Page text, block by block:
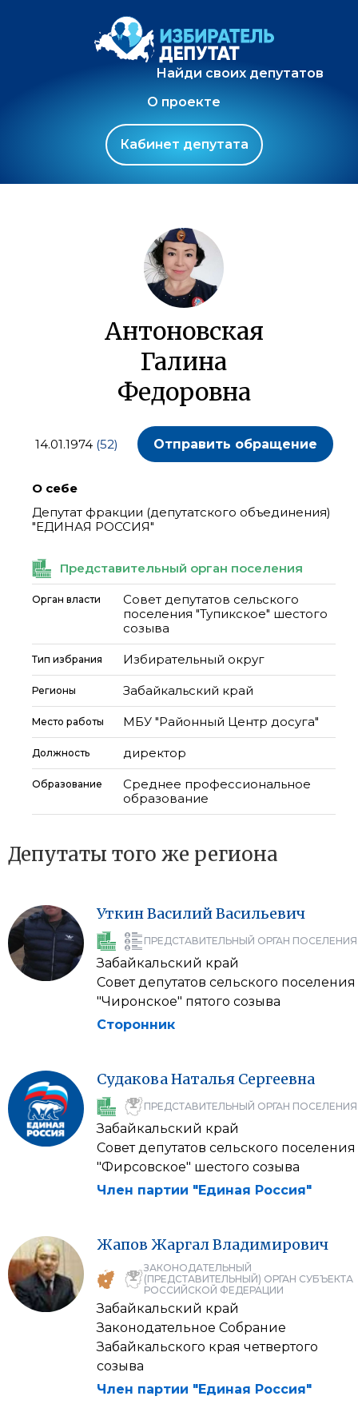
Найди своих депутатов
О проекте
Кабинет депутата
Антоновская
Галина
Федоровна
14.01.1974 (52) Отправить обращение
О себе
Депутат фракции (депутатского объединения)
"ЕДИНАЯ РОССИЯ"
Представительный орган поселения
Орган власти
Совет депутатов сельского
поселения "Тупикское" шестого
созыва
Тип избрания Избирательный округ
Регионы Забайкальский край
Место работы МБУ "Районный Центр досуга"
Должность директор
Образование
Среднее профессиональное
образование
Депутаты того же региона
УткинВасилийВасильевич
ПРЕДСТАВИТЕЛЬНЫЙ ОРГАН ПОСЕЛЕНИЯ
Забайкальский край
Совет депутатов сельского поселения
"Чиронское" пятого созыва
Сторонник
СудаковаНаталья Сергеевна
ПРЕДСТАВИТЕЛЬНЫЙ ОРГАН ПОСЕЛЕНИЯ
Забайкальский край
Совет депутатов сельского поселения
"Фирсовское" шестого созыва
Член партии "Единая Россия"
Жапов ЖаргалВладимирович
ЗАКОНОДАТЕЛЬНЫЙ
(ПРЕДСТАВИТЕЛЬНЫЙ) ОРГАН СУБЪЕКТА
РОССИЙСКОЙ ФЕДЕРАЦИИ
Забайкальский край
Законодательное Cобрание
Забайкальского края четвертого
созыва
Член партии "Единая Россия"